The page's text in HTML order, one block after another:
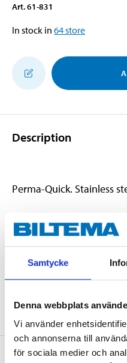
Samtycke
Denna webbplats
Vi använder
och annonserna till
för sociala medier och
Art.61-831
In stock in 64store
Description
Perma-Quick. Stainless
Technical specifications
Diameter
About the